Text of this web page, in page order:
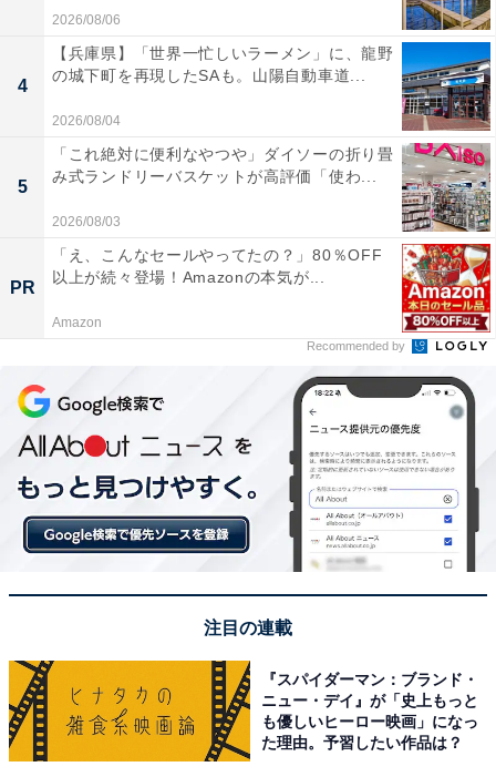
2026/08/06
4
【兵庫県】「世界一忙しいラーメン」に、龍野
の城下町を再現したSAも。山陽自動車道...
2026/08/04
5
「これ絶対に便利なやつや」ダイソーの折り畳
み式ランドリーバスケットが高評価「使わ...
2026/08/03
PR
「え、こんなセールやってたの？」80％OFF
以上が続々登場！Amazonの本気が...
Amazon
Recommended by
注目の連載
『スパイダーマン：ブランド・
ニュー・デイ』が「史上もっと
も優しいヒーロー映画」になっ
た理由。予習したい作品は？